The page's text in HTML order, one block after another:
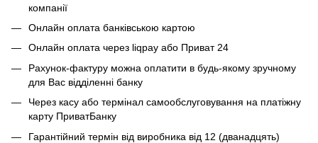
компанії
Онлайн оплата банківською картою
Онлайн оплата через liqpay або Приват 24
Рахунок-фактуру можна оплатити в будь-якому зручному
для Вас відділенні банку
Через касу або термінал самообслуговування на платіжну
карту ПриватБанку
Гарантійний термін від виробника від 12 (дванадцять)